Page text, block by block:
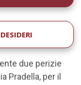
due perizie
Pradella, per il